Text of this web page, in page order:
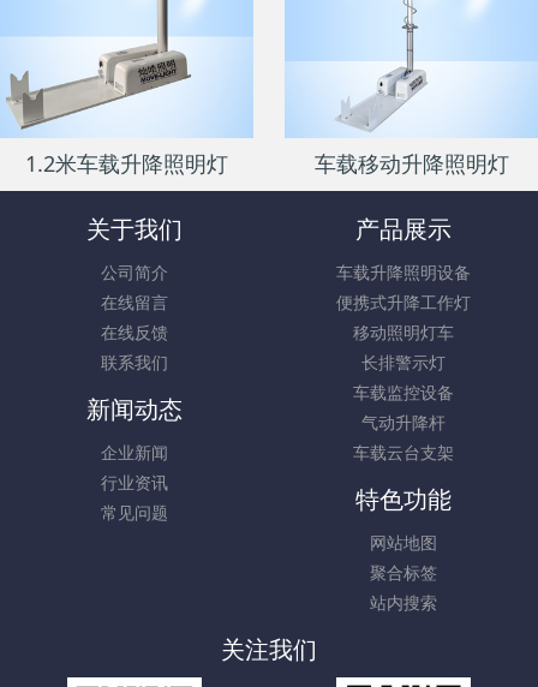
1.2米车载升降照明灯 车载移动升降照明灯
关于我们
公司简介
在线留言
在线反馈
联系我们
产品展示
车载升降照明设备
便携式升降工作灯
移动照明灯车
长排警示灯
车载监控设备
气动升降杆
车载云台支架
新闻动态
企业新闻
行业资讯
常见问题
特色功能
网站地图
聚合标签
站内搜索
关注我们